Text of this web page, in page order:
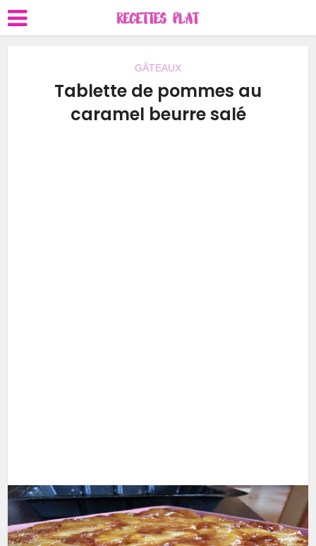
GÂTEAUX
Tablette de pommes au
caramel beurre salé